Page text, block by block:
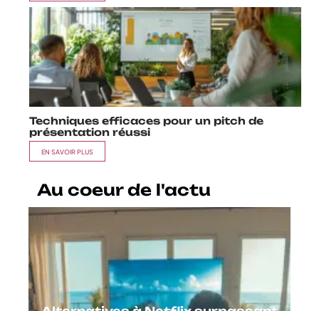
Techniques efficaces pour un pitch de
présentation réussi
EN SAVOIR PLUS
Au coeur de l'actu